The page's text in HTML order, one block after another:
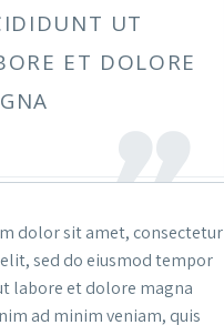
UT
ET DOLORE
dolor sit amet, consectetur
sed do eiusmod tempor
labore et dolore magna
ad minim veniam, quis